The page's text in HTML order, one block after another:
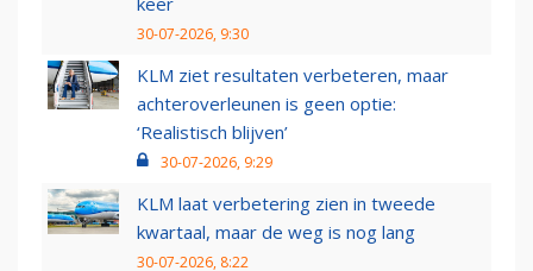
30-07-2026, 9:30
KLM ziet resultaten verbeteren, maar
achteroverleunen is geen optie:
‘Realistisch blijven’
30-07-2026, 9:29
KLM laat verbetering zien in tweede
kwartaal, maar de weg is nog lang
30-07-2026, 8:22